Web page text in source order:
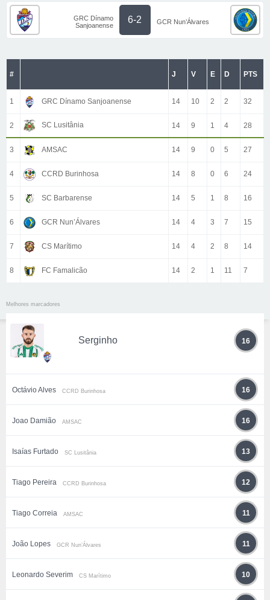
GRC Dínamo
Sanjoanense
6-2 GCR Nun’Álvares
# J V E D PTS
1 GRC Dínamo Sanjoanense 14 10 2 2 32
2 SC Lusitânia 14 9 1 4 28
3 AMSAC 14 9 0 5 27
4 CCRD Burinhosa 14 8 0 6 24
5 SC Barbarense 14 5 1 8 16
6 GCR Nun’Álvares 14 4 3 7 15
7 CS Marítimo 14 4 2 8 14
8 FC Famalicão 14 2 1 11 7
Melhores marcadores
Serginho 16
Octávio Alves CCRD Burinhosa 16
Joao Damião AMSAC 16
Isaías Furtado SC Lusitânia 13
Tiago Pereira CCRD Burinhosa 12
Tiago Correia AMSAC 11
João Lopes GCR Nun’Álvares 11
Leonardo Severim CS Marítimo 10